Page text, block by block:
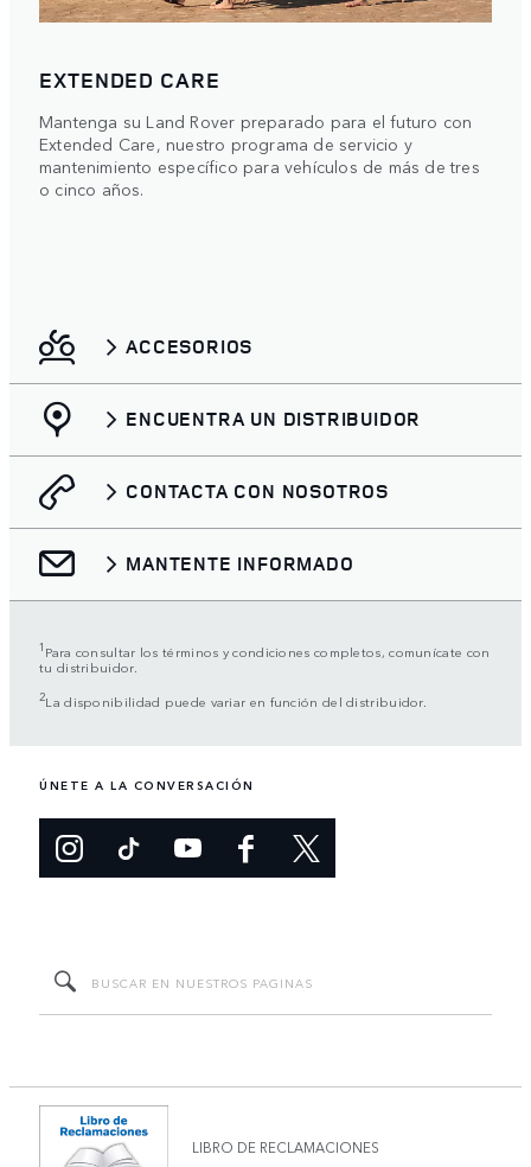
EXTENDED CARE
Mantenga su Land Rover preparado para el futuro con
Extended Care, nuestro programa de servicio y
mantenimiento específico para vehículos de más de tres
o cinco años.
ACCESORIOS
ENCUENTRA UN DISTRIBUIDOR
CONTACTA CON NOSOTROS
MANTENTE INFORMADO
1 Para consultar los términos y condiciones completos, comunícate con
tu distribuidor.
2La disponibilidad puede variar en función del distribuidor.
ÚNETE A LA CONVERSACIÓN
LIBRO DE RECLAMACIONES